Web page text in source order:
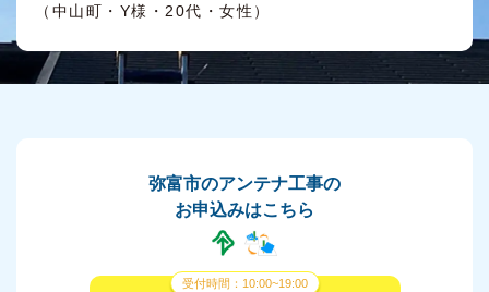
（中山町・Y様・20代・女性）
弥富市のアンテナ工事の
お申込みはこちら
受付時間：10:00~19:00